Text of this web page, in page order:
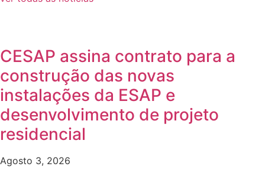
CESAP assina contrato para a
construção das novas
instalações da ESAP e
desenvolvimento de projeto
residencial
Agosto 3, 2026